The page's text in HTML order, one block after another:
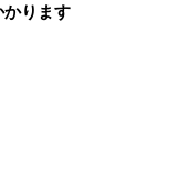
かります